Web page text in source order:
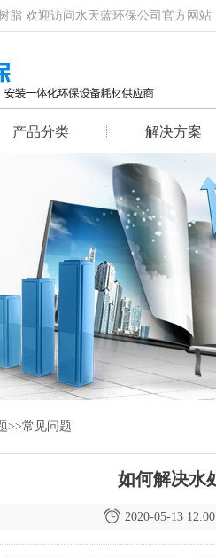
脂 欢迎访问水天蓝环保公司官方网站
产品分类 解决方案
>>常见问题
如何解决水
2020-05-13